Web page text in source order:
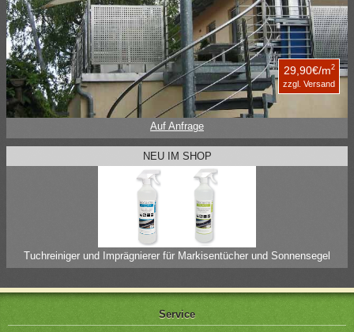
29,90€/m2
zzgl. Versand
Auf Anfrage
NEU IM SHOP
Tuchreiniger und Imprägnierer für Markisentücher und Sonnensegel
Service